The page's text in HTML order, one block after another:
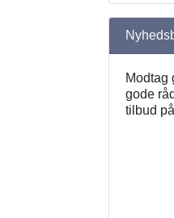
Modtag
gode
tilbud